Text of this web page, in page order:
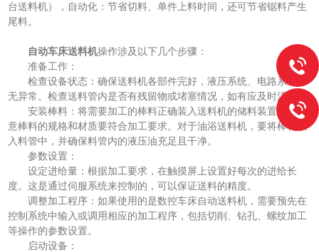
台送料机），自动化：节省切料、单件上料时间，还可节省锯料产生
尾料。
自动车床送料机操作涉及以下几个步骤：
准备工作：
检查设备状态：确保送料机各部件完好，液压系统、电路系统等
无异常。检查送料管内是否有残留物或堵塞情况，如有应及时清理。
安装棒料：将需要加工的棒料正确装入送料机的储料装置中，注
意棒料的规格和材质要符合加工要求。对于油浴送料机，要将棒料放
入料管中，并确保料管内的液压油充足且干净。
参数设置：
设定进给量：根据加工要求，在触摸屏上设置好每次的进给长
度。这是通过伺服系统来控制的，可以保证送料的精度。
调整加工程序：如果使用的是数控车床自动送料机，需要预先在
控制系统中输入或调用相应的加工程序，包括切削、钻孔、螺纹加工
等操作的参数设置。
启动设备：